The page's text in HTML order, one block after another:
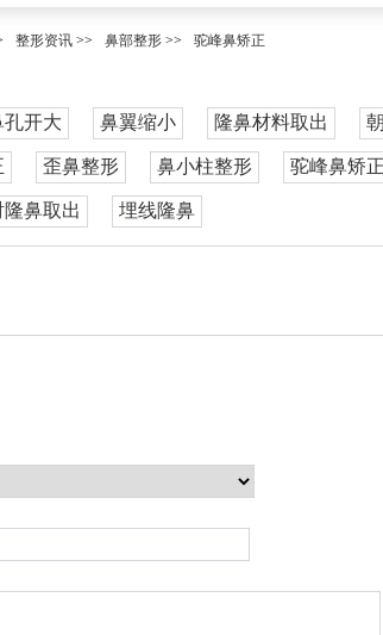
整形资讯 >> 鼻部整形 >> 驼峰鼻矫正
孔开大 鼻翼缩小 隆鼻材料取出
歪鼻整形 鼻小柱整形 驼峰鼻矫正
隆鼻取出 埋线隆鼻